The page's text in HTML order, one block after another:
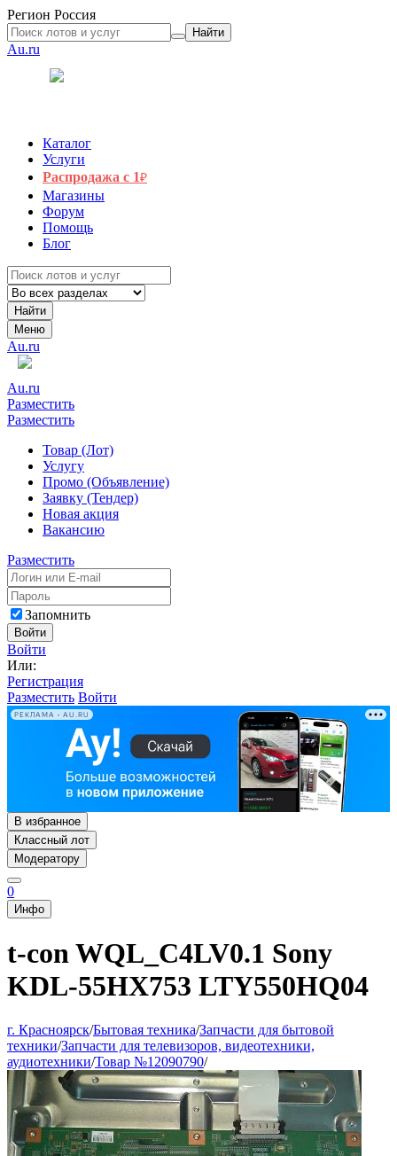
Регион Россия
Найти
Au.ru
Каталог
Услуги
Распродажа с 1₽
Магазины
Форум
Помощь
Блог
Найти
Меню
Au.ru
Au.ru
Разместить
Разместить
Товар (Лот)
Услугу
Промо (Объявление)
Заявку (Тендер)
Новая акция
Вакансию
Разместить
Запомнить
Войти
Войти
Или:
Регистрация
Разместить Войти
РЕКЛАМА • AU.RU
В избранное
Классный лот
Модератору
0
Инфо
t-con WQL_C4LV0.1 Sony
KDL-55HX753 LTY550HQ04
г. Красноярск/Бытовая техника/Запчасти для бытовой
техники/Запчасти для телевизоров, видеотехники,
аудиотехники/Товар №12090790/